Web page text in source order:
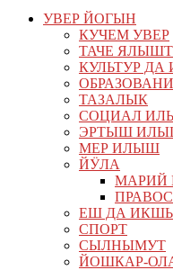
УВЕР ЙОГЫН
КУЧЕМ УВЕР
ТАЧЕ
КУЛЬТУР ДА
ТАЗАЛЫК
СОЦИАЛ
ЭРТЫШ
МЕР ИЛЫШ
ЙӰЛА
МАРИЙ
ЕШ ДА
СПОРТ
СЫЛНЫМУТ
ЙОШКАР-